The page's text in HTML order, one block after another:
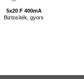
5x20 F 400mA
Biztosíték, gyors